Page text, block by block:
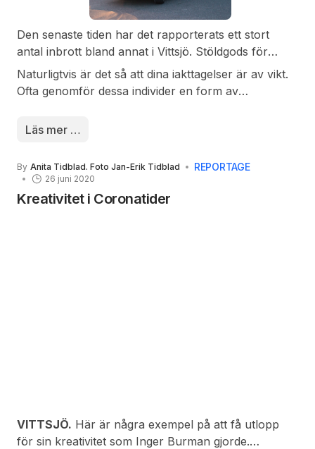
Den senaste tiden har det rapporterats ett stort
antal inbrott bland annat i Vittsjö. Stöldgods för
stora summor har försvunnit. Om det rör sig om
organiserade stölder vet polisen inte. En liga
Naturligtvis är det så att dina iakttagelser är av vikt.
Ofta genomför dessa individer en form av
skepnader. Ibland är det dörrknackning, ibland kan
tydligt ”annonserat” att du är bortrest är faran för
nattligt besök överhängande.
Läs mer …
By Anita Tidblad. Foto Jan-Erik Tidblad REPORTAGE
26 juni 2020
Kreativitet i Coronatider
VITTSJÖ. Här är några exempel på att få utlopp
för sin kreativitet som Inger Burman gjorde.